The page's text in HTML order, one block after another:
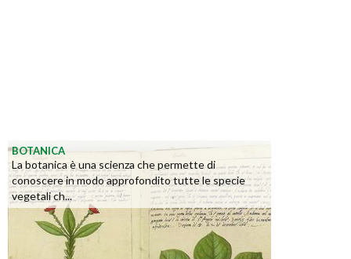
BOTANICA
La botanica è una scienza che permette di
conoscere in modo approfondito tutte le specie
vegetali ch...